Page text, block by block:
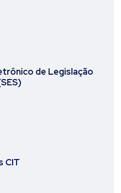
de Legislação
CIT